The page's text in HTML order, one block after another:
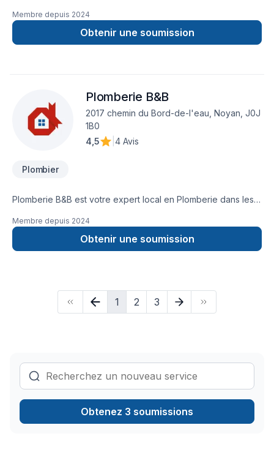
à la réalisation. Qualité, innovation et satisfaction garanties à
Membre depuis 2024
Obtenir une soumission
Plomberie B&B
2017 chemin du Bord-de-l'eau, Noyan, J0J
1B0
4,5
4 Avis
Plombier
Plomberie B&B est votre expert local en Plomberie dans les
combinant expérience, innovation et rigueur. Notre mission :
concrétiser vos projets tout en respectant vos exigences,
vos délais et votre vision. Transformons ensemble vos idées
sur vos besoins et vos aspirations.
Membre depuis 2024
Obtenir une soumission
1 2 3
Obtenez 3 soumissions